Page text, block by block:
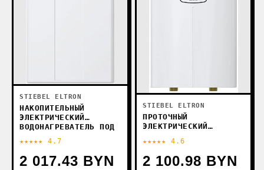
STIEBEL ELTRON
НАКОПИТЕЛЬНЫЙ
ЭЛЕКТРИЧЕСКИЙ
ВОДОНАГРЕВАТЕЛЬ ПОД
МОЙКУ STIEBEL ELTRON
ESH 5 U-N TREND
★★★★★ 4.7
2 017.43 BYN
STIEBEL ELTRON
ПРОТОЧНЫЙ
ЭЛЕКТРИЧЕСКИЙ
STIEBEL ELTRON DCE-C
10/12 TREND
★★★★★ 4.6
2 100.98 BYN